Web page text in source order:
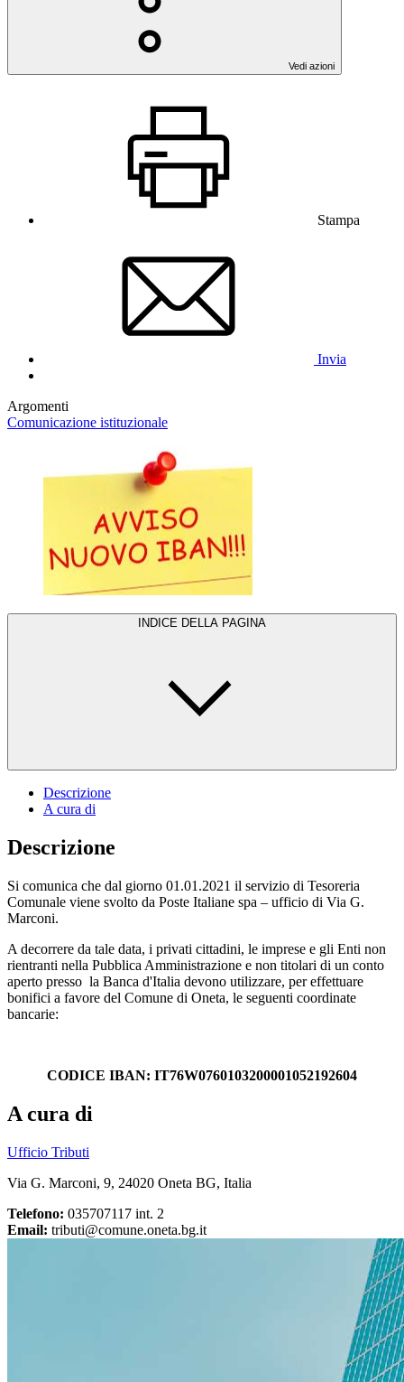
Vedi azioni
Stampa
Invia
Argomenti
Comunicazione istituzionale
INDICE DELLA PAGINA
Descrizione
A cura di
Descrizione
Si comunica che dal giorno 01.01.2021 il servizio di Tesoreria
Comunale viene svolto da Poste Italiane spa – ufficio di Via G.
Marconi.
A decorrere da tale data, i privati cittadini, le imprese e gli Enti non
rientranti nella Pubblica Amministrazione e non titolari di un conto
aperto presso la Banca d'Italia devono utilizzare, per effettuare
bonifici a favore del Comune di Oneta, le seguenti coordinate
bancarie:
CODICE IBAN: IT76W0760103200001052192604
A cura di
Ufficio Tributi
Via G. Marconi, 9, 24020 Oneta BG, Italia
Telefono: 035707117 int. 2
Email: tributi@comune.oneta.bg.it